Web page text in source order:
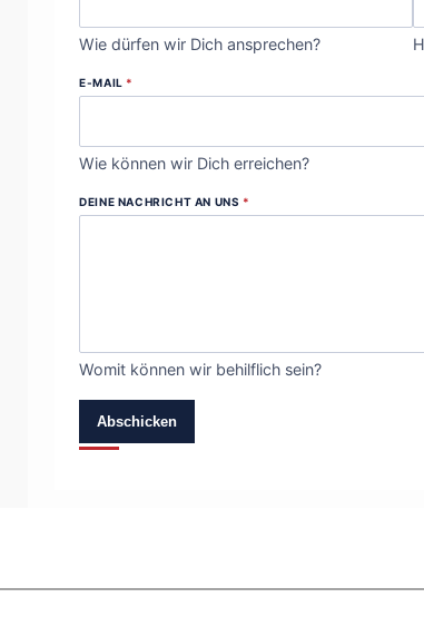
Wie dürfen wir Dich ansprechen?
E-MAIL *
Wie können wir Dich erreichen?
DEINE NACHRICHT AN UNS *
Womit können wir behilflich sein?
Abschicken